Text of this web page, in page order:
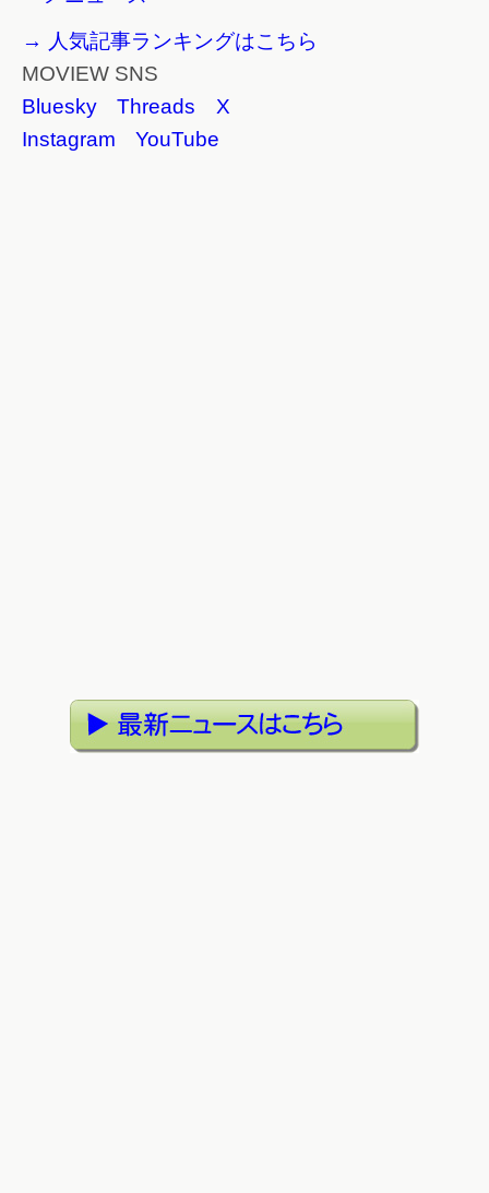
→ 人気記事ランキングはこちら
MOVIEW SNS
Bluesky
Threads
X
Instagram
YouTube